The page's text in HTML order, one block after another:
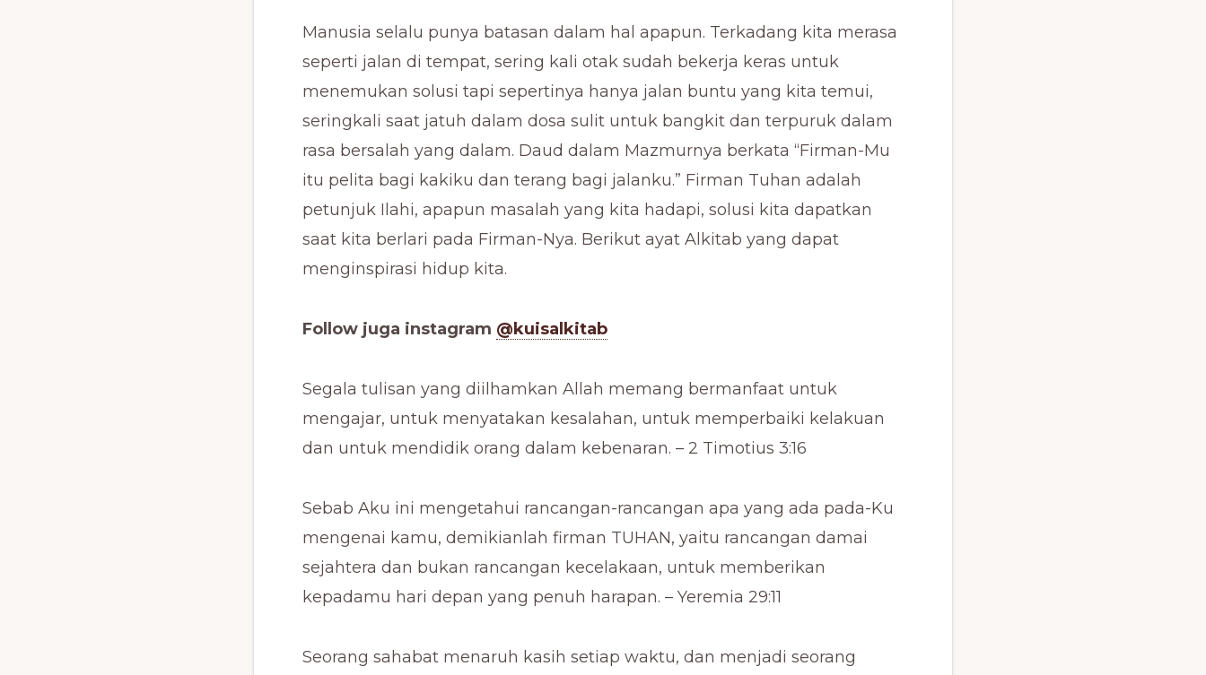
Manusia selalu punya batasan dalam hal apapun. Terkadang kita merasa
seperti jalan di tempat, sering kali otak sudah bekerja keras untuk
menemukan solusi tapi sepertinya hanya jalan buntu yang kita temui,
seringkali saat jatuh dalam dosa sulit untuk bangkit dan terpuruk dalam
rasa bersalah yang dalam. Daud dalam Mazmurnya berkata “Firman-Mu
itu pelita bagi kakiku dan terang bagi jalanku.” Firman Tuhan adalah
petunjuk Ilahi, apapun masalah yang kita hadapi, solusi kita dapatkan
saat kita berlari pada Firman-Nya. Berikut ayat Alkitab yang dapat
menginspirasi hidup kita.
Follow juga instagram @kuisalkitab
Segala tulisan yang diilhamkan Allah memang bermanfaat untuk
mengajar, untuk menyatakan kesalahan, untuk memperbaiki kelakuan
dan untuk mendidik orang dalam kebenaran. – 2 Timotius 3:16
Sebab Aku ini mengetahui rancangan-rancangan apa yang ada pada-Ku
mengenai kamu, demikianlah firman TUHAN, yaitu rancangan damai
sejahtera dan bukan rancangan kecelakaan, untuk memberikan
kepadamu hari depan yang penuh harapan. – Yeremia 29:11
Seorang sahabat menaruh kasih setiap waktu, dan menjadi seorang